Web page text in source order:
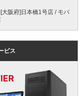
阪府]日本橋1号店 / モバ
ビス